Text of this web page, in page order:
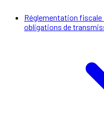
Réglementation fiscale
obligations de